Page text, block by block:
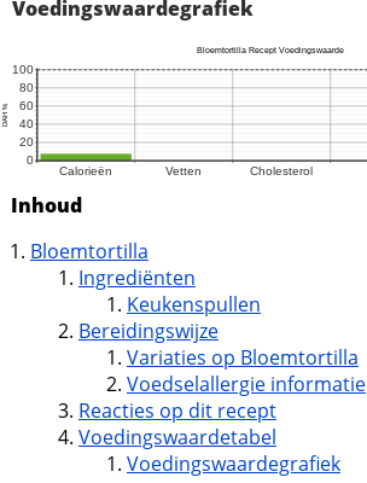
Voedingswaardegrafiek
Inhoud
Bloemtortilla
Ingrediënten
Keukenspullen
Bereidingswijze
Variaties op Bloemtortilla
Voedselallergie informatie
Reacties op dit recept
Voedingswaardetabel
Voedingswaardegrafiek